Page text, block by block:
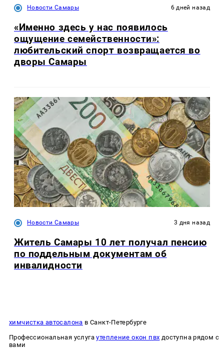
Новости Самары 6 дней назад
«Именно здесь у нас появилось
ощущение семейственности»:
любительский спорт возвращается во
дворы Самары
Новости Самары 3 дня назад
Житель Самары 10 лет получал пенсию
по поддельным документам об
инвалидности
химчистка автосалона в Санкт-Петербурге
Профессиональная услугаутепление окон пвх доступна рядом с
вами